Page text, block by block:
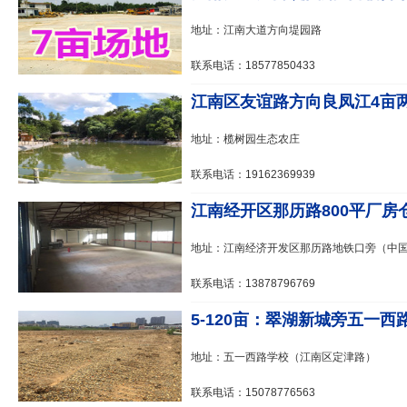
地址：江南大道方向堤园路
联系电话：18577850433
江南区友谊路方向良凤江4亩
地址：榄树园生态农庄
联系电话：19162369939
江南经开区那历路800平厂房
地址：江南经济开发区那历路地铁口旁（中
联系电话：13878796769
5-120亩：翠湖新城旁五一西
地址：五一西路学校（江南区定津路）
联系电话：15078776563